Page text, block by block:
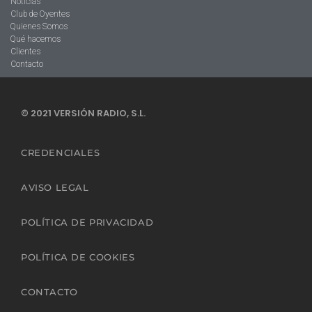
Club de Oyentes
Quienes Somos
Qué hacemos
Clientes
Contacto
© 2021 VERSIÓN RADIO, S.L.
CREDENCIALES
AVISO LEGAL
POLÍTICA DE PRIVACIDAD
POLÍTICA DE COOKIES
CONTACTO